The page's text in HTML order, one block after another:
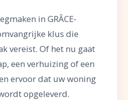
in GRÂCE-
klus die
vereist. Of het nu gaat
een verhuizing of een
ervoor dat uw woning
opgeleverd.